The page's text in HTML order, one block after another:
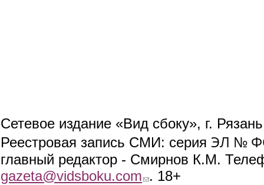
Сетевое издание «Вид сбоку», г.
Реестровая запись СМИ: серия ЭЛ №
главный редактор - Смирнов К.М.
gazeta@vidsboku.com (link sends e-mail)
. 18+